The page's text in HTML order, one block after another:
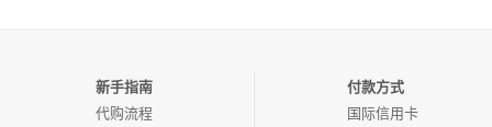
新手指南
代购流程
付款方式
国际信用卡